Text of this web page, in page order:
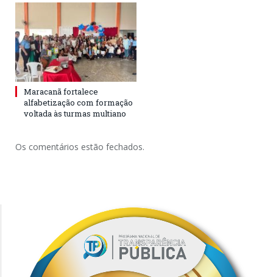
Maracanã fortalece
alfabetização com formação
voltada às turmas multiano
Os comentários estão fechados.